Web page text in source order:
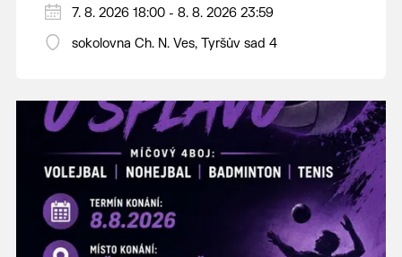
PÁTEK 7. srpna
18:00 - ruční stavění máje
14:00 - krojový průvod pro stárky od
hostince “U Buvola”
16:00 - odpolední zábava na sokolovně
21:00 - večerní zábava
K tanci a poslechu bude hrát DH
Lanžhotčané.
7. 8. 2026 18:00 - 8. 8. 2026 23:59
sokolovna Ch. N. Ves, Tyršův sad 4